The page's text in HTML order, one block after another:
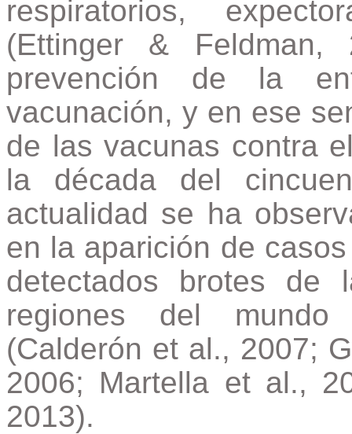
respiratorios,
(Ettinger &
prevención de la
vacunación, y en ese
de las vacunas contra
la década del
actualidad se ha
en la aparición de
detectados brotes de
regiones del mundo
(Calderón et al., 2007;
2006; Martella et al.,
2013).